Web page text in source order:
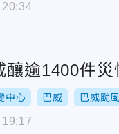
釀逾1400件
中心 巴威 巴威颱風